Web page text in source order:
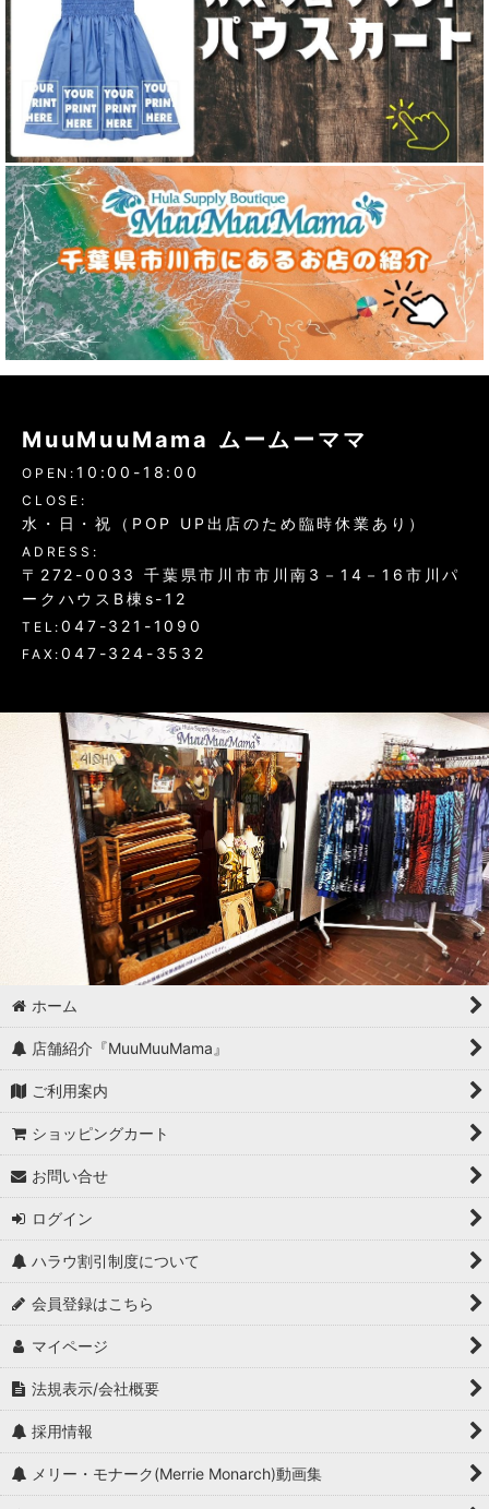
MuuMuuMama ムームーママ
OPEN: 10:00-18:00
CLOSE:
水・日・祝（POP UP出店のため臨時休業あり）
ADRESS:
〒272-0033 千葉県市川市市川南3－14－16市川パ
ークハウスB棟s-12
TEL:047-321-1090
FAX:047-324-3532
ホーム
店舗紹介『MuuMuuMama』
ご利用案内
ショッピングカート
お問い合せ
ログイン
ハラウ割引制度について
会員登録はこちら
マイページ
法規表示/会社概要
採用情報
メリー・モナーク(Merrie Monarch)動画集